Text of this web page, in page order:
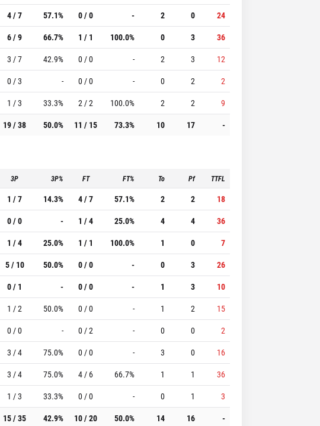
4 / 7 57.1% 0 / 0 - 2 0
24
6 / 9 66.7% 1 / 1 100.0% 0 3
36
3 / 7 42.9% 0 / 0 - 2 3
12
0 / 3 - 0 / 0 - 0 2
2
1 / 3 33.3% 2 / 2 100.0% 2 2
9
19 / 38 50.0% 11 / 15 73.3% 10 17 -
3P 3P% FT FT% To Pf TTFL
1 / 7 14.3% 4 / 7 57.1% 2 2
18
0 / 0 - 1 / 4 25.0% 4 4
36
1 / 4 25.0% 1 / 1 100.0% 1 0
7
5 / 10 50.0% 0 / 0 - 0 3
26
0 / 1 - 0 / 0 - 1 3
10
1 / 2 50.0% 0 / 0 - 1 2
15
0 / 0 - 0 / 2 - 0 0
2
3 / 4 75.0% 0 / 0 - 3 0
16
3 / 4 75.0% 4 / 6 66.7% 1 1
36
1 / 3 33.3% 0 / 0 - 0 1
3
15 / 35 42.9% 10 / 20 50.0% 14 16 -